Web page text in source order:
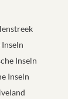
Inseln
Inseln